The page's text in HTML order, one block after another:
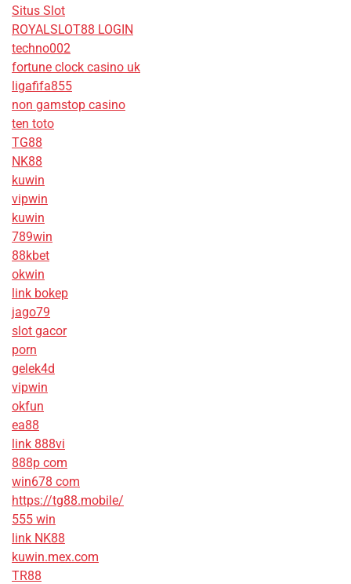
Situs Slot
ROYALSLOT88 LOGIN
techno002
fortune clock casino uk
ligafifa855
non gamstop casino
ten toto
TG88
NK88
kuwin
vipwin
kuwin
789win
88kbet
okwin
link bokep
jago79
slot gacor
porn
gelek4d
vipwin
okfun
ea88
link 888vi
888p com
win678 com
https://tg88.mobile/
555 win
link NK88
kuwin.mex.com
TR88